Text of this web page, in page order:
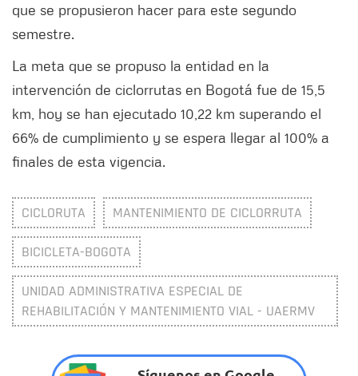
que se propusieron hacer para este segundo
semestre.
La meta que se propuso la entidad en la
intervención de ciclorrutas en Bogotá fue de 15,5
km, hoy se han ejecutado 10,22 km superando el
66% de cumplimiento y se espera llegar al 100% a
finales de esta vigencia.
CICLORUTA MANTENIMIENTO DE CICLORRUTA
BICICLETA-BOGOTA
UNIDAD ADMINISTRATIVA ESPECIAL DE
REHABILITACIÓN Y MANTENIMIENTO VIAL - UAERMV